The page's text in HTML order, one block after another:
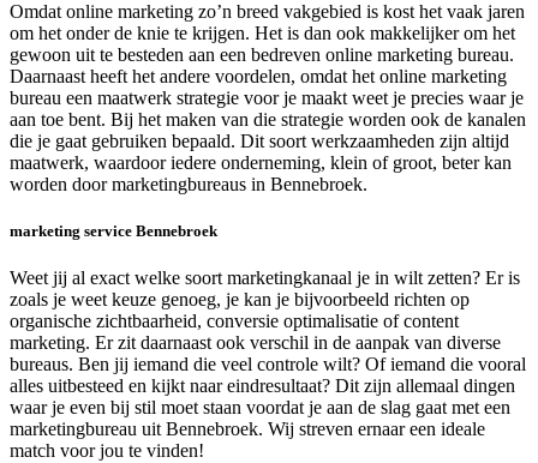
Omdat online marketing zo’n breed vakgebied is kost het vaak jaren
om het onder de knie te krijgen. Het is dan ook makkelijker om het
gewoon uit te besteden aan een bedreven online marketing bureau.
Daarnaast heeft het andere voordelen, omdat het online marketing
bureau een maatwerk strategie voor je maakt weet je precies waar je
aan toe bent. Bij het maken van die strategie worden ook de kanalen
die je gaat gebruiken bepaald. Dit soort werkzaamheden zijn altijd
maatwerk, waardoor iedere onderneming, klein of groot, beter kan
worden door marketingbureaus in Bennebroek.
marketing service Bennebroek
Weet jij al exact welke soort marketingkanaal je in wilt zetten? Er is
zoals je weet keuze genoeg, je kan je bijvoorbeeld richten op
organische zichtbaarheid, conversie optimalisatie of content
marketing. Er zit daarnaast ook verschil in de aanpak van diverse
bureaus. Ben jij iemand die veel controle wilt? Of iemand die vooral
alles uitbesteed en kijkt naar eindresultaat? Dit zijn allemaal dingen
waar je even bij stil moet staan voordat je aan de slag gaat met een
marketingbureau uit Bennebroek. Wij streven ernaar een ideale
match voor jou te vinden!